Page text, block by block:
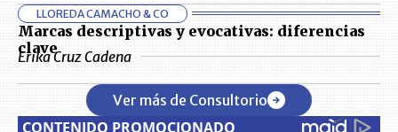
LLOREDA CAMACHO & CO
Marcas descriptivas y evocativas: diferencias
clave
Erika Cruz Cadena
Ver más de Consultorio